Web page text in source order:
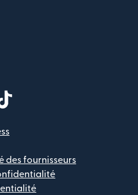
fenêtre)
nouvelle fenêtre)
une nouvelle fenêtre)
dans une nouvelle fenêtre)
dans une nouvelle
des fournisseurs